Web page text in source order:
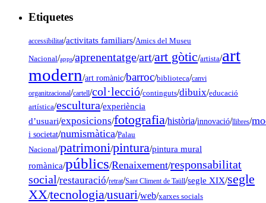
Etiquetes
accessibilitat/activitats familiars/Amics del Museu
Nacional/apps/aprenentatge/art/art gòtic/artista/art
modern/art romànic/barroc/biblioteca/canvi
organitzacional/cartell/col·lecció/continguts/dibuix/educació
artística/escultura/experiència
d’usuari/exposicions/fotografia/història/innovació/llibres/
i societat/numismàtica/Palau
Nacional/patrimoni/pintura/pintura mural
romànica/públics/Renaixement/responsabilitat
social/restauració/retrat/Sant Climent de Taüll/segle XIX/segle
XX/tecnologia/usuari/web/xarxes socials